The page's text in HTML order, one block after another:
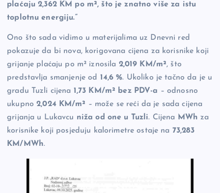
plaćaju 2,362 KM po m², što je znatno više za istu
toplotnu energiju.“
Ono što sada vidimo u materijalima uz Dnevni red
pokazuje da bi nova, korigovana cijena za korisnike koji
grijanje plaćaju po m² iznosila 2,019 KM/m², što
predstavlja smanjenje od 14,6 %. Ukoliko je tačno da je u
gradu Tuzli cijena 1,73 KM/m² bez PDV-a – odnosno
ukupno2,024 KM/m² – može se reći da je sada cijena
grijanja u Lukavcu niža od one u Tuzli. Cijena MWh za
korisnike koji posjeduju kalorimetre ostaje na 73,283
KM/MWh.